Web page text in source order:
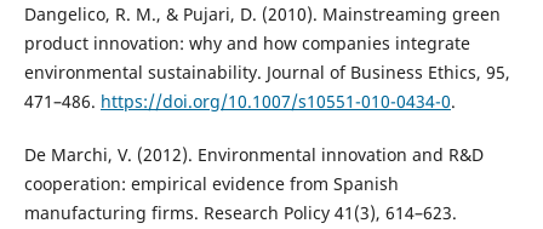
Dangelico, R. M., & Pujari, D. (2010). Mainstreaming green
product innovation: why and how companies integrate
environmental sustainability. Journal of Business Ethics, 95,
471–486. https://doi.org/10.1007/s10551-010-0434-0.
De Marchi, V. (2012). Environmental innovation and R&D
cooperation: empirical evidence from Spanish
manufacturing firms. Research Policy 41(3), 614–623.